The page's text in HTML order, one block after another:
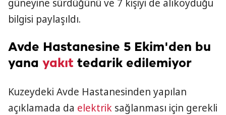
güneyine sürdüğünü ve 7 kişiyi de alıkoyduğu
bilgisi paylaşıldı.
Avde Hastanesine 5 Ekim'den bu
yana yakıt tedarik edilemiyor
Kuzeydeki Avde Hastanesinden yapılan
açıklamada da elektrik sağlanması için gerekli